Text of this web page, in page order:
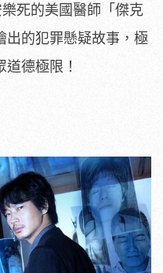
死的美國醫師「傑克
出的犯罪懸疑故事，極
德極限！